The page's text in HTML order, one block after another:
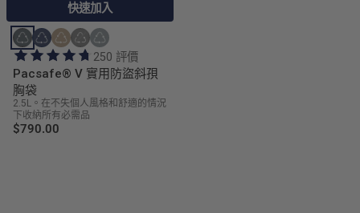
快速加入
250 評價
Pacsafe® V 實用防盜斜孭
胸袋
2.5L。在不失個人風格和舒適的情況
下收納所有必需品
$790.00